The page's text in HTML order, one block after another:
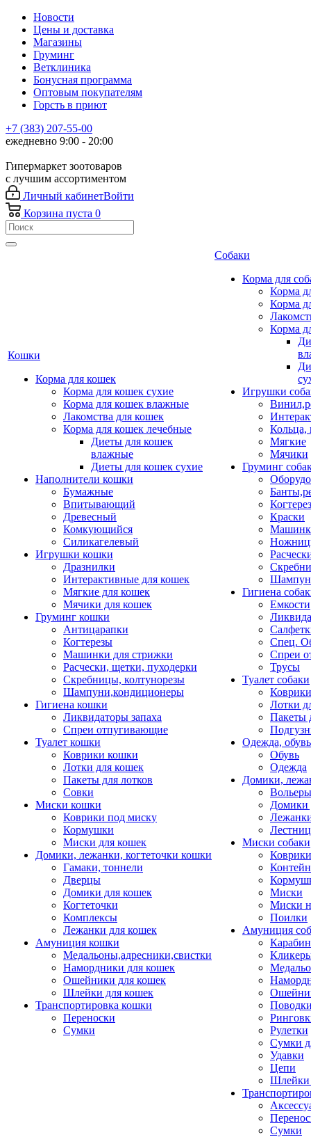
Новости
Цены и доставка
Магазины
Груминг
Ветклиника
Бонусная программа
Оптовым покупателям
Горсть в приют
+7 (383) 207-55-00
ежедневно 9:00 - 20:00
Гипермаркет зоотоваров
с лучшим ассортиментом
Личный кабинетВойти
Корзина пуста 0
Кошки
Корма для кошек
Корма для кошек сухие
Корма для кошек влажные
Лакомства для кошек
Корма для кошек лечебные
Диеты для кошек
влажные
Диеты для кошек сухие
Наполнители кошки
Бумажные
Впитывающий
Древесный
Комкующийся
Силикагелевый
Игрушки кошки
Дразнилки
Интерактивные для кошек
Мягкие для кошек
Мячики для кошек
Груминг кошки
Антицарапки
Когтерезы
Машинки для стрижки
Расчески, щетки, пуходерки
Скребницы, колтунорезы
Шампуни,кондиционеры
Гигиена кошки
Ликвидаторы запаха
Спреи отпугивающие
Туалет кошки
Коврики кошки
Лотки для кошек
Пакеты для лотков
Совки
Миски кошки
Коврики под миску
Кормушки
Миски для кошек
Домики, лежанки, когтеточки кошки
Гамаки, тоннели
Дверцы
Домики для кошек
Когтеточки
Комплексы
Лежанки для кошек
Амуниция кошки
Медальоны,адресники,свистки
Намордники для кошек
Ошейники для кошек
Шлейки для кошек
Транспортировка кошки
Переноски
Сумки
Собаки
Корма для
Корма
Корма
Корма
Игрушки
Кольца,
Мягкие
Мячики
Груминг
Краски
Гигиена
Емкости
Спец.
Спреи
Трусы
Туалет собаки
Коврики
Лотки
Пакеты
Одежда, обувь
Обувь
Одежда
Домики,
Домики
Миски собаки
Миски
Миски
Поилки
Амуниция
Рулетки
Сумки
Удавки
Цепи
Шлейки
Сумки